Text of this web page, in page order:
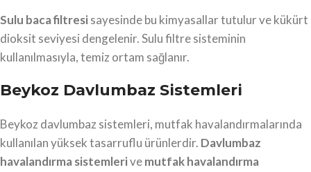
Sulu baca filtresisayesinde bu kimyasallar tutulur ve kükürt
dioksit seviyesi dengelenir. Sulu filtre sisteminin
kullanılmasıyla, temiz ortam sağlanır.
Beykoz Davlumbaz Sistemleri
Beykoz davlumbaz sistemleri, mutfak havalandırmalarında
kullanılan yüksek tasarruflu ürünlerdir. Davlumbaz
havalandırma sistemlerivemutfak havalandırma